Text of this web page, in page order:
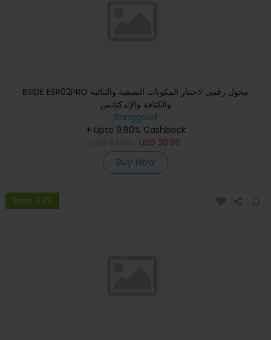
BSIDE ESR02PRO محول رقمي لاختبار المكونات النصفية والثنائية
والكثافة والإندكتانس
Banggood
+ Upto 9.80% Cashback
USD 30.99
Buy Now
Save 42%